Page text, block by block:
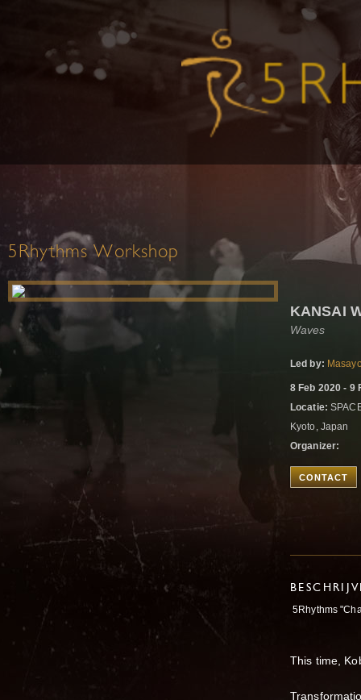
5Rhythms Workshop
KANSAI
Waves
Led by:
8 Feb 2020 - 9
Locatie:
Kyoto, Japan
Organizer:
CONTACT
5Rhythms
This time,